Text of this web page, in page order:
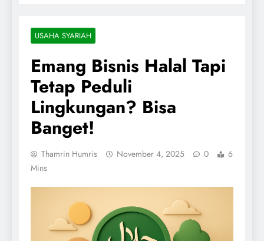
USAHA SYARIAH
Emang Bisnis Halal Tapi
Tetap Peduli
Lingkungan? Bisa
Banget!
Thamrin Humris November 4, 2025 0
6
Mins